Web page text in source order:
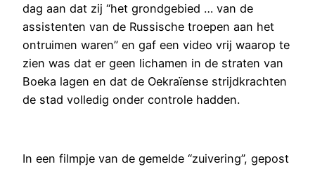
dag aan dat zij “het grondgebied … van de
assistenten van de Russische troepen aan het
ontruimen waren” en gaf een video vrij waarop te
zien was dat er geen lichamen in de straten van
Boeka lagen en dat de Oekraïense strijdkrachten
de stad volledig onder controle hadden.
In een filmpje van de gemelde “zuivering”, gepost